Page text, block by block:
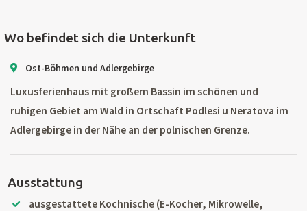
Wo befindet sich die Unterkunft
Ost-Böhmen und Adlergebirge
Luxusferienhaus mit großem Bassin im schönen und
ruhigen Gebiet am Wald in Ortschaft Podlesi u Neratova im
Adlergebirge in der Nähe an der polnischen Grenze.
Ausstattung
ausgestattete Kochnische (E-Kocher, Mikrowelle,